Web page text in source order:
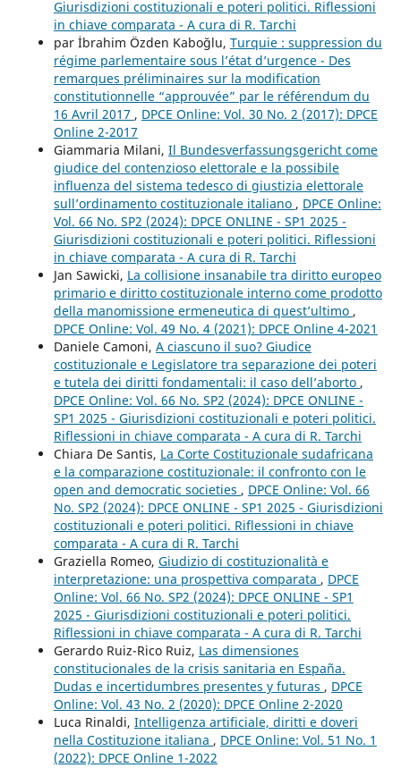
Giurisdizioni costituzionali e poteri politici. Riflessioni
in chiave comparata - A cura di R. Tarchi
par İbrahim Özden Kaboğlu, Turquie : suppression du
régime parlementaire sous l’état d’urgence - Des
remarques préliminaires sur la modification
constitutionnelle “approuvée” par le référendum du
16 Avril 2017 , DPCE Online: Vol. 30 No. 2 (2017): DPCE
Online 2-2017
Giammaria Milani, Il Bundesverfassungsgericht come
giudice del contenzioso elettorale e la possibile
influenza del sistema tedesco di giustizia elettorale
sull’ordinamento costituzionale italiano , DPCE Online:
Vol. 66 No. SP2 (2024): DPCE ONLINE - SP1 2025 -
Giurisdizioni costituzionali e poteri politici. Riflessioni
in chiave comparata - A cura di R. Tarchi
Jan Sawicki, La collisione insanabile tra diritto europeo
primario e diritto costituzionale interno come prodotto
della manomissione ermeneutica di quest’ultimo ,
DPCE Online: Vol. 49 No. 4 (2021): DPCE Online 4-2021
Daniele Camoni, A ciascuno il suo? Giudice
costituzionale e Legislatore tra separazione dei poteri
e tutela dei diritti fondamentali: il caso dell’aborto ,
DPCE Online: Vol. 66 No. SP2 (2024): DPCE ONLINE -
SP1 2025 - Giurisdizioni costituzionali e poteri politici.
Riflessioni in chiave comparata - A cura di R. Tarchi
Chiara De Santis, La Corte Costituzionale sudafricana
e la comparazione costituzionale: il confronto con le
open and democratic societies , DPCE Online: Vol. 66
No. SP2 (2024): DPCE ONLINE - SP1 2025 - Giurisdizioni
costituzionali e poteri politici. Riflessioni in chiave
comparata - A cura di R. Tarchi
Graziella Romeo, Giudizio di costituzionalità e
interpretazione: una prospettiva comparata , DPCE
Online: Vol. 66 No. SP2 (2024): DPCE ONLINE - SP1
2025 - Giurisdizioni costituzionali e poteri politici.
Riflessioni in chiave comparata - A cura di R. Tarchi
Gerardo Ruiz-Rico Ruiz, Las dimensiones
constitucionales de la crisis sanitaria en España.
Dudas e incertidumbres presentes y futuras , DPCE
Online: Vol. 43 No. 2 (2020): DPCE Online 2-2020
Luca Rinaldi, Intelligenza artificiale, diritti e doveri
nella Costituzione italiana , DPCE Online: Vol. 51 No. 1
(2022): DPCE Online 1-2022